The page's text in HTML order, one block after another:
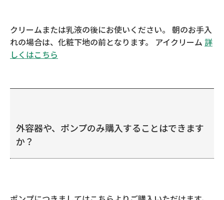
クリームまたは乳液の後にお使いください。 朝のお手入
れの場合は、化粧下地の前となります。 アイクリーム 詳
しくはこちら
外容器や、ポンプのみ購入することはできます
か？